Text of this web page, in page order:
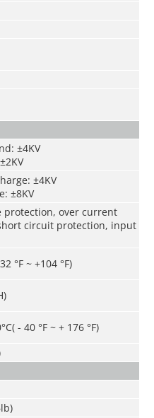
±4KV
±4KV
±8KV
protection, over current
circuit protection, input
°F ~ +104 °F)
- 40 °F ~ + 176 °F)